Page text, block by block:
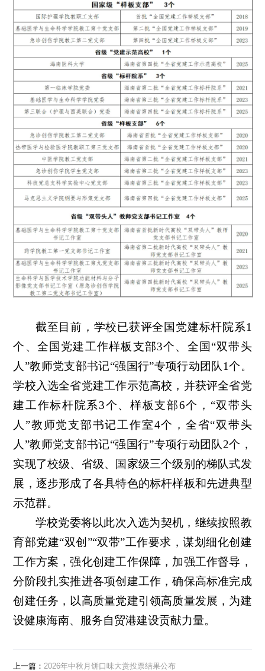
截至目前，学校已获评全国党建标杆院系1
个、全国党建工作样板支部3个、全国“双带头
人”教师党支部书记“强国行”专项行动团队1个。
学校入选全省党建工作示范高校，并获评全省党
建工作标杆院系3个、样板支部6个，“双带头
人”教师党支部书记工作室4个，全省“双带头
人”教师党支部书记“强国行”专项行动团队2个，
实现了校级、省级、国家级三个级别的梯队式发
展，逐步形成了各具特色的标杆样板和先进典型
示范群。
学校党委将以此次入选为契机，继续按照教
育部党建“双创”“双带”工作要求，谋划细化创建
工作方案，强化创建工作保障，加强工作督导，
分阶段扎实推进各项创建工作，确保高标准完成
创建任务，以高质量党建引领高质量发展，为建
设健康海南、服务自贸港建设贡献力量。
上一篇：2026年中秋月饼口味大赏投票结果公布